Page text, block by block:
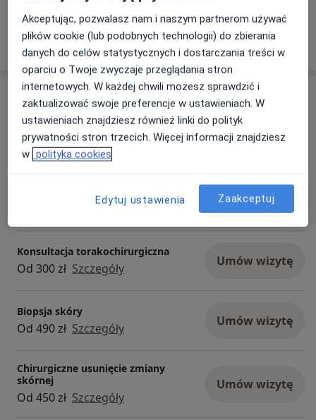
Pokaż więcejo doświadczeniu
Usługi i ceny
Konsultacja chirurgiczna
Od 250 zł Szczegóły Umów wizytę
kwalifikacja do drobnego zabiegu
Umów wizytę
Konsultacja torakochirurgiczna
Od 300 zł Szczegóły Umów wizytę
Biopsja skóry
Od 490 zł Szczegóły Umów wizytę
Chirurgiczne usunięcie zmiany
skórnej
Od 450 zł Szczegóły
Umów wizytę
Akceptując, pozwalasz nam i naszym partnerom używać
plików cookie (lub podobnych technologii) do zbierania
danych do celów statystycznych i dostarczania treści w
oparciu o Twoje zwyczaje przeglądania stron
internetowych. W każdej chwili możesz sprawdzić i
zaktualizować swoje preferencje w ustawieniach. W
ustawieniach znajdziesz również linki do polityk
prywatności stron trzecich. Więcej informacji znajdziesz
w polityka cookies
Edytuj ustawienia Zaakceptuj